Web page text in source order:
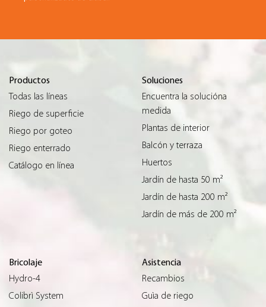
Productos
Todas las líneas
Riego de superficie
Riego por goteo
Riego enterrado
Catálogo en línea
Soluciones
Encuentra la solucióna
medida
Plantas de interior
Balcón y terraza
Huertos
Jardín de hasta 50 m²
Jardín de hasta 200 m²
Jardín de más de 200 m²
Bricolaje
Hydro-4
Colibrì System
Asistencia
Recambios
Guìa de riego